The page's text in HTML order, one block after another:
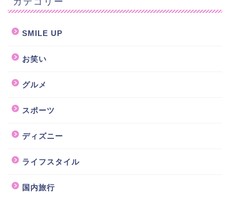
SMILE UP
お笑い
グルメ
スポーツ
ディズニー
ライフスタイル
国内旅行